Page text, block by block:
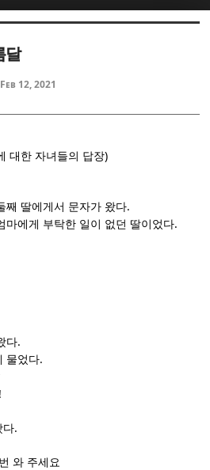
달
Feb 12, 2021
대한 자녀들의 답장)
째 딸에게서 문자가 왔다.
마에게 부탁한 일이 없던 딸이었다.
다.
물었다.
!
다.
와 주세요
케치북5
케치북5
케치북5
케치북5